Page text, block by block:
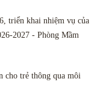
triển khai nhiệm vụ của
2027 - Phòng Mầm
cho trẻ thông qua môi